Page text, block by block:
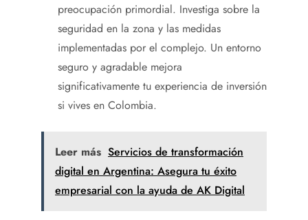
preocupación primordial. Investiga sobre la
seguridad en la zona y las medidas
implementadas por el complejo. Un entorno
seguro y agradable mejora
significativamente tu experiencia de inversión
si vives en Colombia.
Leer más Servicios de transformación
digital en Argentina: Asegura tu éxito
empresarial con la ayuda de AK Digital